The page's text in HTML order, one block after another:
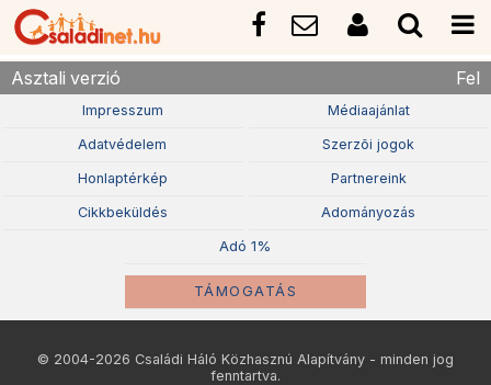
Asztali verzió Fel
Impresszum Médiaajánlat
Adatvédelem Szerzõi jogok
Honlaptérkép Partnereink
Cikkbeküldés Adományozás
Adó 1%
TÁMOGATÁS
© 2004-2026 Családi Háló Közhasznú Alapítvány - minden jog
fenntartva.